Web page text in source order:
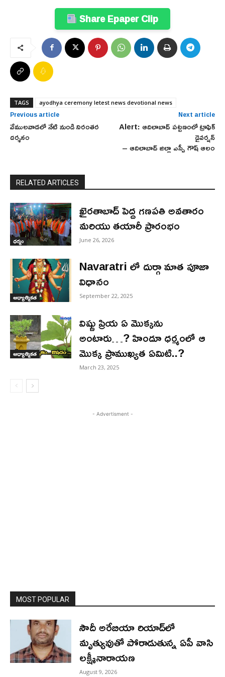
Share Epaper Clip
TAGS ayodhya ceremony letest news devotional news
Previous article
వేములవాడలో నేటి నుండి నిరంతర
దర్శనం
Next article
Alert: ఆదిలాబాద్ పట్టణంలో ట్రాఫిక్
డైవర్షన్
– ఆదిలాబాద్ జిల్లా ఎస్పీ గౌష్ ఆలం
RELATED ARTICLES
ధర్మం
ఖైరతాబాద్ పెద్ద గణపతి అవతారం
మరియు తయారీ ప్రారంభం
June 26, 2026
ఆధ్యాత్మికత
Navaratri లో దుర్గా మాత పూజా
విధానం
September 22, 2025
ఆధ్యాత్మికత
విష్ణు ప్రియ ఏ మొక్కను
అంటారు…? హిందూ ధర్మంలో ఆ
మొక్క ప్రాముఖ్యత ఏమిటి..?
March 23, 2025
- Advertisment -
MOST POPULAR
సౌదీ అరేబియా రియాద్‌లో
మృత్యువుతో పోరాడుతున్న ఏపీ వాసి
లక్ష్మీనారాయణ
August 9, 2026